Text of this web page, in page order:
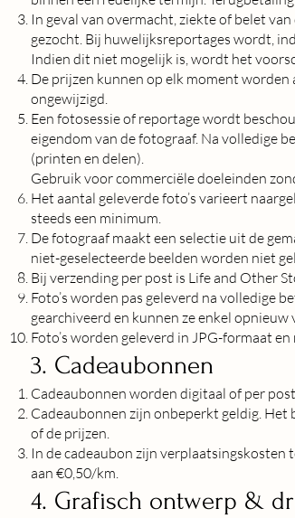
In geval van overmacht, ziekte of belet
gezocht. Bij huwelijksreportages wordt,
Indien dit niet mogelijk is, wordt het
De prijzen kunnen op elk moment
ongewijzigd.
Een fotosessie of reportage wordt
eigendom van de fotograaf. Na volledige
(printen en delen).
Gebruik voor commerciële doeleinden
Het aantal geleverde foto’s varieert
steeds een minimum.
De fotograaf maakt een selectie uit de
niet-geselecteerde beelden worden niet
Bij verzending per post is Life and Other
Foto’s worden pas geleverd na volledige
gearchiveerd en kunnen ze enkel
Foto’s worden geleverd in JPG-formaat
3. Cadeaubonnen
Cadeaubonnen worden digitaal of per
Cadeaubonnen zijn onbeperkt geldig.
of de prijzen.
In de cadeaubon zijn
aan €0,50/km.
4. Grafisch ontwerp &